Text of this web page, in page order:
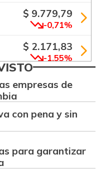
$ 9.779,79
-0,71%
$ 2.171,83
-1,55%
$ 6.672,89
+6,24%
$ 7.289,10
$ 8.366,30
empresas de
con pena y sin
para garantizar